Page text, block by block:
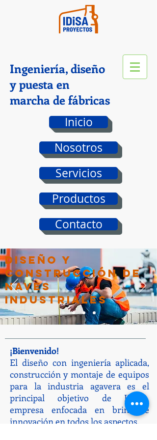
Ingeniería, diseño
y puesta en
marcha de fábricas
Inicio
Nosotros
Servicios
Productos
Contacto
¡Bienvenido!
El diseño con ingeniería aplicada,
construcción y montaje de equipos
para la industria agavera es el
principal objetivo de IDISA,
empresa enfocada en brindarle
innovación en todos los aspectos.
DISEÑO Y
CONSTRUCCIÓN DE
NAVES
INDUSTRIALES